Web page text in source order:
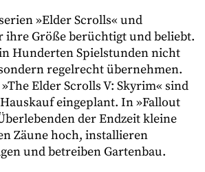
»Elder Scrolls« und
ihre Größe berüchtigt und beliebt.
Hunderten Spielstunden nicht
regelrecht übernehmen.
Elder Scrolls V: Skyrim« sind
eingeplant. In »Fallout
der Endzeit kleine
Zäune hoch, installieren
und betreiben Gartenbau.